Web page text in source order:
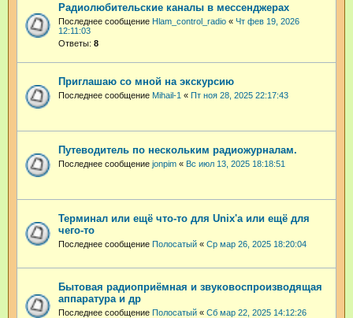
Радиолюбительские каналы в мессенджерах
Последнее сообщение Hlam_control_radio « Чт фев 19, 2026
12:11:03
Ответы: 8
Приглашаю со мной на экскурсию
Последнее сообщение Mihail-1 « Пт ноя 28, 2025 22:17:43
Путеводитель по нескольким радиожурналам.
Последнее сообщение jonpim « Вс июл 13, 2025 18:18:51
Терминал или ещё что-то для Unix'а или ещё для
чего-то
Последнее сообщение Полосатый « Ср мар 26, 2025 18:20:04
Бытовая радиоприёмная и звуковоспроизводящая
аппаратура и др
Последнее сообщение Полосатый « Сб мар 22, 2025 14:12:26